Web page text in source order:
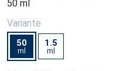
50 ml
Variante
50
ml
1.5
ml